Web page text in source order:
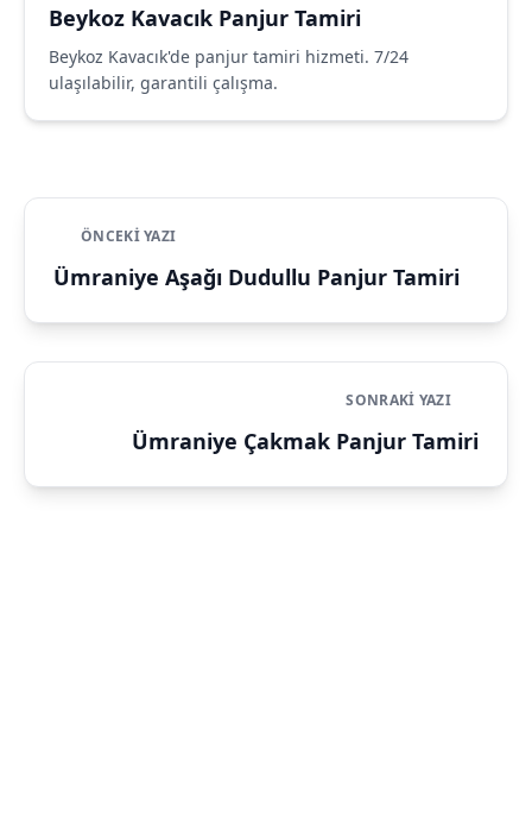
Beykoz Kavacık Panjur Tamiri
Beykoz Kavacık'de panjur tamiri hizmeti. 7/24
ulaşılabilir, garantili çalışma.
ÖNCEKI YAZI
Ümraniye Aşağı Dudullu Panjur Tamiri
SONRAKI YAZI
Ümraniye Çakmak Panjur Tamiri